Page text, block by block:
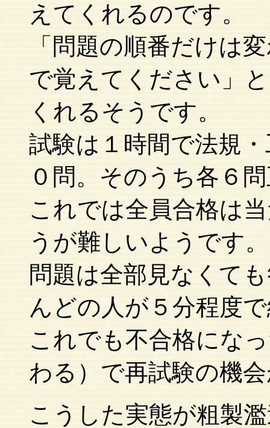
えてくれるのです。
「問題の順番だけは
で覚えてください」
くれるそうです。
試験は１時間で法規
０問。そのうち各６
これでは全員合格は
うが難しいようです。
問題は全部見なくて
んどの人が５分程度
これでも不合格にな
わる）で再試験の機
こうした実態が粗製